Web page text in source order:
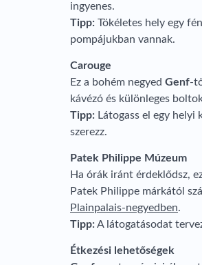
ingyenes.
Tipp: Tökéletes hely egy
pompájukban vannak.
Carouge
Ez a bohém negyed Genf-
kávézó és különleges
Tipp: Látogass el egy
szerezz.
Patek Philippe Múzeum
Ha órák iránt érdeklődsz,
Patek Philippe márkától
Plainpalais-negyedben.
Tipp:A látogatásodat
Étkezési lehetőségek